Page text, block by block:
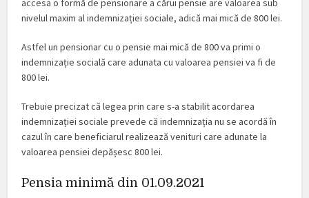
accesa o formă de pensionare a cărui pensie are valoarea sub
nivelul maxim al indemnizației sociale, adică mai mică de 800 lei.
Astfel un pensionar cu o pensie mai mică de 800 va primi o
indemnizație socială care adunata cu valoarea pensiei va fi de
800 lei.
Trebuie precizat că legea prin care s-a stabilit acordarea
indemnizației sociale prevede că indemnizația nu se acordă în
cazul în care beneficiarul realizează venituri care adunate la
valoarea pensiei depășesc 800 lei.
Pensia minimă din 01.09.2021